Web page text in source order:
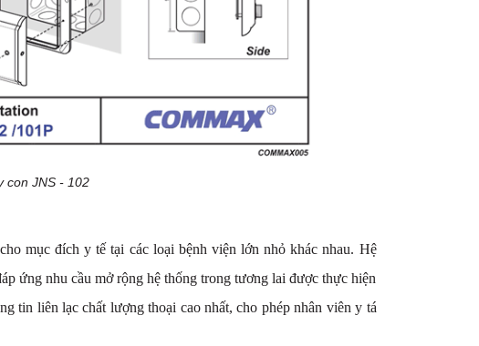
con JNS - 102
mục đích y tế tại các loại bệnh viện lớn nhỏ khác nhau. Hệ
ứng nhu cầu mở rộng hệ thống trong tương lai được thực hiện
tin liên lạc chất lượng thoại cao nhất, cho phép nhân viên y tá